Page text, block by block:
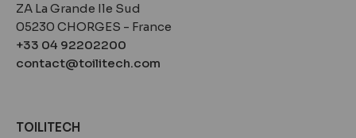
ZA La Grande Ile Sud
05230 CHORGES - France
+33 04 92202200
contact@toilitech.com
TOILITECH